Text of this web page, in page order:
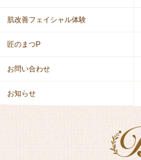
肌改善フェイシャル体験
匠のまつP
お問い合わせ
お知らせ